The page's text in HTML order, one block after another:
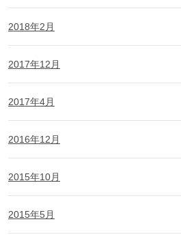
2018年2月
2017年12月
2017年4月
2016年12月
2015年10月
2015年5月